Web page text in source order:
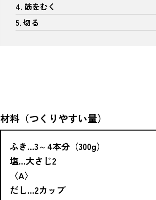
4. 筋をむく
5. 切る
材料（つくりやすい量）
ふき…3～4本分（300g）
塩…大さじ2
〈A〉
だし…2カップ